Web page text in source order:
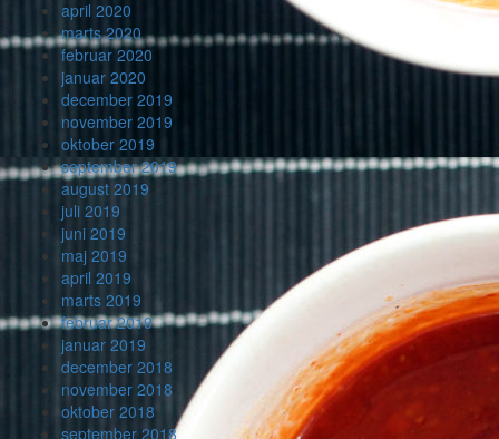
april 2020
marts 2020
februar 2020
januar 2020
december 2019
november 2019
oktober 2019
september 2019
august 2019
juli 2019
juni 2019
maj 2019
april 2019
marts 2019
februar 2019
januar 2019
december 2018
november 2018
oktober 2018
september 2018